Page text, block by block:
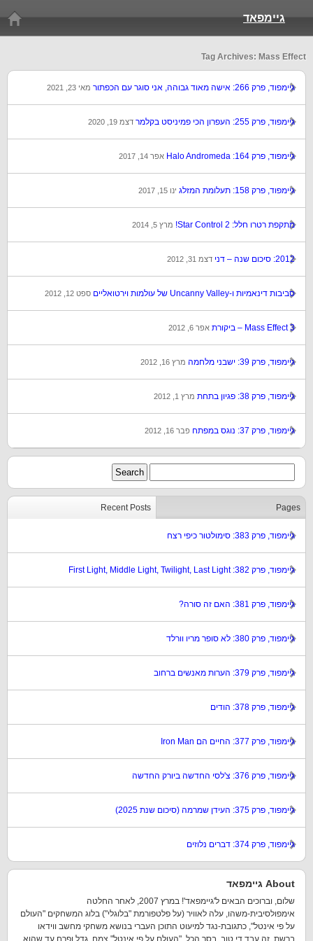
גיימפאד
Tag Archives: Mass Effect
גיימפוד, פרק 266: אישה מאוד גבוהה, אני סוגר עם הכפתור מאי 23, 2021
גיימפוד, פרק 255: העפרון הכי פמיניסט בקלמר דצמ 19, 2020
גיימפוד, פרק 164: Halo Andromeda אפר 14, 2017
גיימפוד, פרק 158: תעלומת המזלג ינו 15, 2017
מתקפת רטרו חלל: Star Control 2! מרץ 5, 2014
2012: סיכום שנה – דני דצמ 31, 2012
סביבות דינאמיות ו-Uncanny Valley של עולמות וירטואליים ספט 12, 2012
Mass Effect 3 – ביקורת אפר 6, 2012
גיימפוד, פרק 39: ישבני מלחמה מרץ 16, 2012
גיימפוד, פרק 38: פגיון בתחת מרץ 1, 2012
גיימפוד, פרק 37: נוגס במפתח פבר 16, 2012
Recent Posts Pages
גיימפוד, פרק 383: סימולטור כיפי רצח
גיימפוד, פרק 382: First Light, Middle Light, Twilight, Last Light
גיימפוד, פרק 381: האם זה סורה?
גיימפוד, פרק 380: לא סופר מריו וורלד
גיימפוד, פרק 379: הערות מאנשים ברחוב
גיימפוד, פרק 378: הודים
גיימפוד, פרק 377: החיים הם Iron Man
גיימפוד, פרק 376: צ'לסי החדשה ביורק החדשה
גיימפוד, פרק 375: העידן שמרמה (סיכום שנת 2025)
גיימפוד, פרק 374: דברים נלוזים
About גיימפאד
שלום, וברוכים הבאים ל'גיימפאד'! במרץ 2007, לאחר החלטה
אימפולסיבית-משהו, עלה לאוויר (על פלטפורמת "בלוגלי") בלוג המשחקים "העולם
על פי אינטל", כתגובת-נגד למיעוט התוכן העברי בנושא משחקי מחשב ווידאו
ברשת. זה עבד די טוב, בסך הכל. "העולם על פי אינטל" צמח, גדל ופרח עד שהוא